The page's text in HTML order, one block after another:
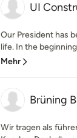
UI
Our President has
life. In the
Mehr
Brüning
Wir tragen als